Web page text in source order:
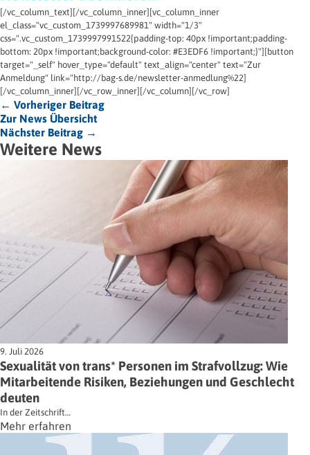
[/vc_column_text][/vc_column_inner][vc_column_inner
el_class="vc_custom_1739997689981" width="1/3"
css=".vc_custom_1739997991522{padding-top: 40px !important;padding-
bottom: 20px !important;background-color: #E3EDF6 !important;}"][button
target="_self" hover_type="default" text_align="center" text="Zur
Anmeldung" link="http://bag-s.de/newsletter-anmedlung%22]
[/vc_column_inner][/vc_row_inner][/vc_column][/vc_row]
← Vorheriger Beitrag
Zur News Übersicht
Nächster Beitrag →
Weitere News
9. Juli 2026
Sexualität von trans* Personen im Strafvollzug: Wie
Mitarbeitende Risiken, Beziehungen und Geschlecht
deuten
In der Zeitschrift…
Mehr erfahren